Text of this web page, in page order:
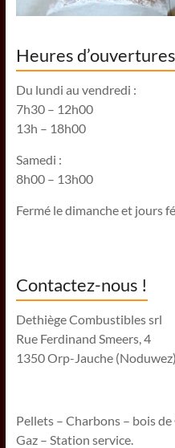
Heures d’ouvertures
Du lundi au vendredi :
7h30 – 12h00
13h – 18h00
Samedi :
8h00 – 13h00
Fermé le dimanche et jours
Contactez-nous !
Dethiège Combustibles srl
Rue Ferdinand Smeers, 4
1350 Orp-Jauche (Noduwez)
Pellets – Charbons – bois
Gaz – Station service.